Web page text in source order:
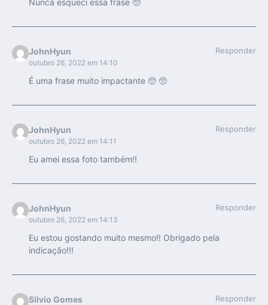
JohnHyun
outubro 26, 2022 em 14:10
Responder
É uma frase muito impactante 🥺 🥺
JohnHyun
outubro 26, 2022 em 14:11
Responder
Eu amei essa foto também!!
JohnHyun
outubro 26, 2022 em 14:13
Responder
Eu estou gostando muito mesmo!! Obrigado pela
indicação!!!
Silvio Gomes Responder